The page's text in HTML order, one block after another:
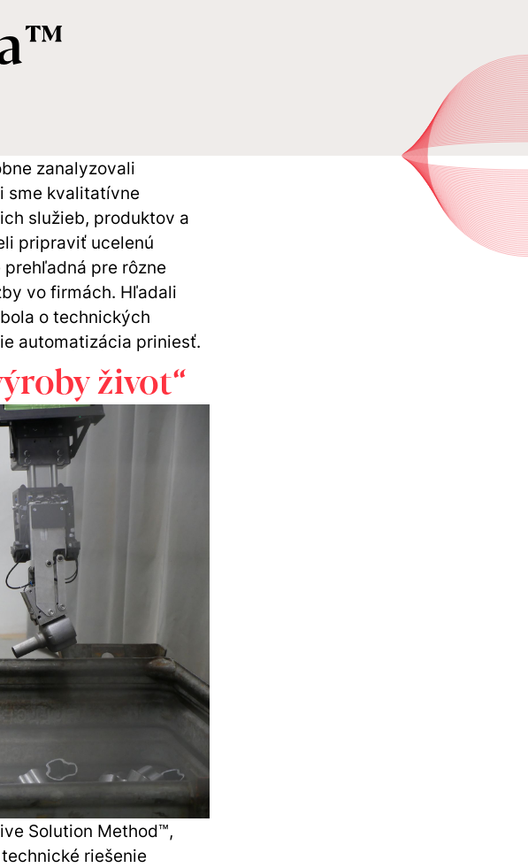
zanalyzovali
sme kvalitatívne
služieb, produktov a
pripraviť ucelenú
pre rôzne
vo firmách. Hľadali
o technických
automatizácia priniesť.
život“
Solution Method™,
riešenie